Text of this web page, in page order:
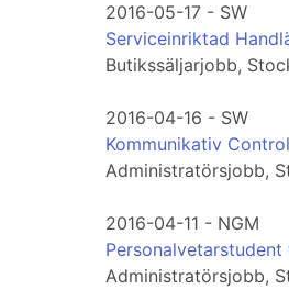
2016-05-17 - SW
Serviceinriktad
Butikssäljarjobb,
2016-04-16 - SW
Kommunikativ
Administratörsjobb,
2016-04-11 - NGM
Administratörsjobb,